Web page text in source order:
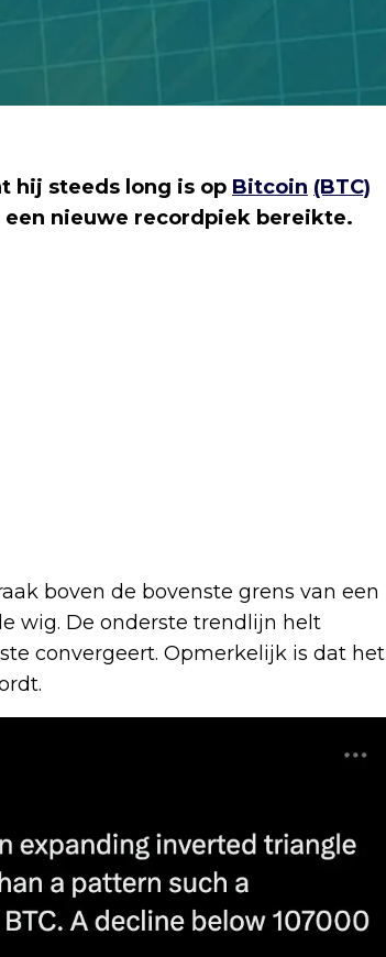
hij steeds long is op Bitcoin (BTC)
nieuwe recordpiek bereikte.
boven de bovenste grens van een
wig. De onderste trendlijn helt
convergeert. Opmerkelijk is dat het